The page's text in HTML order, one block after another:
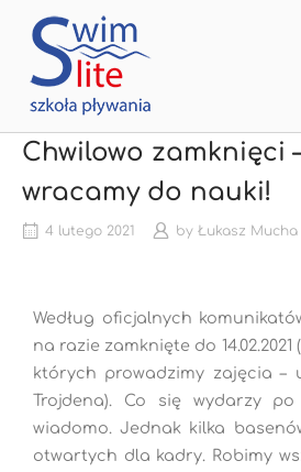
Chwilowo zamknięci
wracamy do nauki!
4 lutego 2021 by Łukasz Mucha
Według oficjalnych
na razie zamknięte do
których prowadzimy zajęcia –
Trojdena). Co się wydarzy
wiadomo. Jednak kilka
otwartych dla kadry. Robimy